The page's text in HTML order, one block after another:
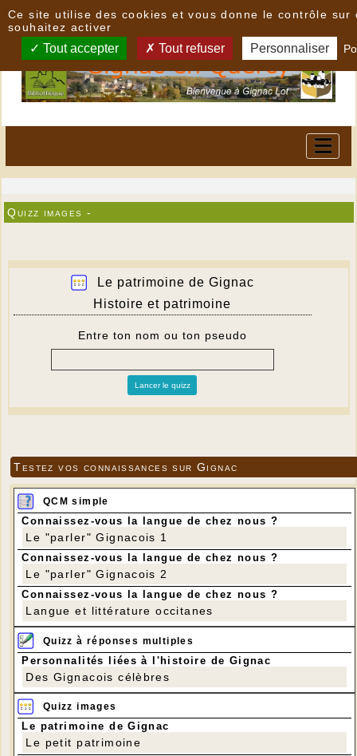
Quizz images -
Testez vos connaissances sur Gignac
QCM simple
Connaissez-vous la langue de chez nous ?
Le "parler" Gignacois 1
Connaissez-vous la langue de chez nous ?
Le "parler" Gignacois 2
Connaissez-vous la langue de chez nous ?
Langue et littérature occitanes
Quizz à réponses multiples
Personnalités liées à l'histoire de Gignac
Des Gignacois célèbres
Quizz images
Le patrimoine de Gignac
Le petit patrimoine
Ce site utilise des cookies et vous donne le contrôle sur
souhaitez activer
Tout accepter Tout refuser Personnaliser